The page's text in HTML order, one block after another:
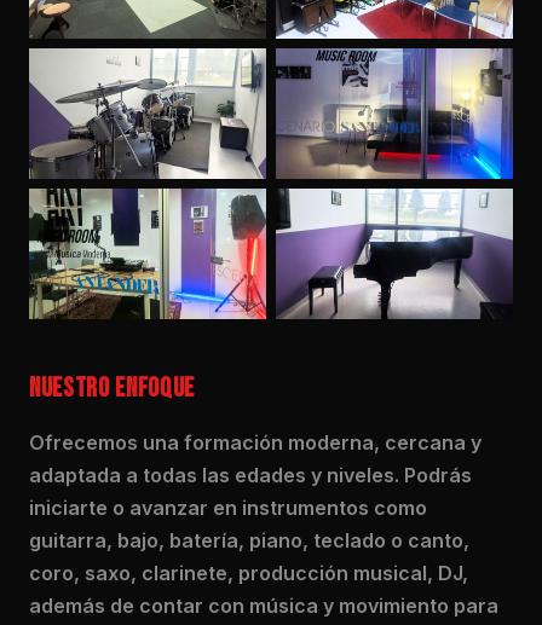
NUESTRO ENFOQUE
Ofrecemos una formación moderna, cercana y
adaptada a todas las edades y niveles. Podrás
iniciarte o avanzar en instrumentos como
guitarra, bajo, batería, piano, teclado o canto,
coro, saxo, clarinete, producción musical, DJ,
además de contar con música y movimiento para